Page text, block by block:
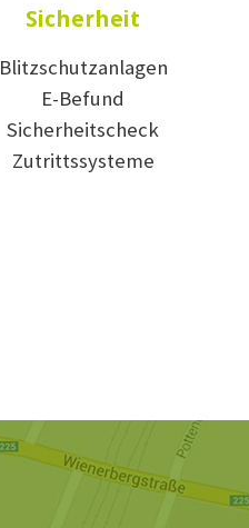
Sicherheit
Blitzschutzanlagen
E-Befund
Sicherheitscheck
Zutrittssysteme